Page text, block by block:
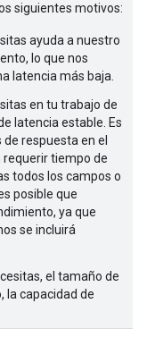
siguientes motivos:
ayuda a nuestro
lo que nos
latencia más baja.
en tu trabajo de
latencia estable. Es
respuesta en el
tiempo de
todos los campos o
posible que
ya que
se incluirá
el tamaño de
la capacidad de